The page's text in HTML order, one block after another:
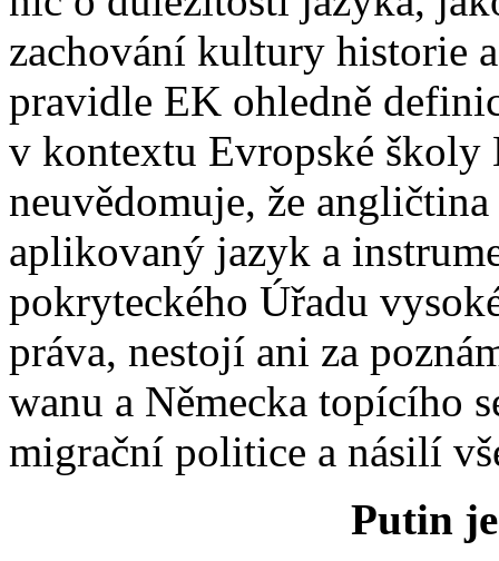
zachování kultury historie
pravidle EK ohledně
v kontextu Evropské školy
neuvědomuje, že
aplikovaný jazyk a
pokryteckého Úřadu
práva, nestojí ani za
wanu a Německa topícího
migrační politice a násilí
Putin